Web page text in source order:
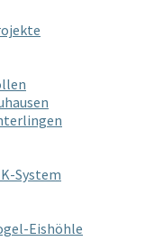
System
Eishöhle